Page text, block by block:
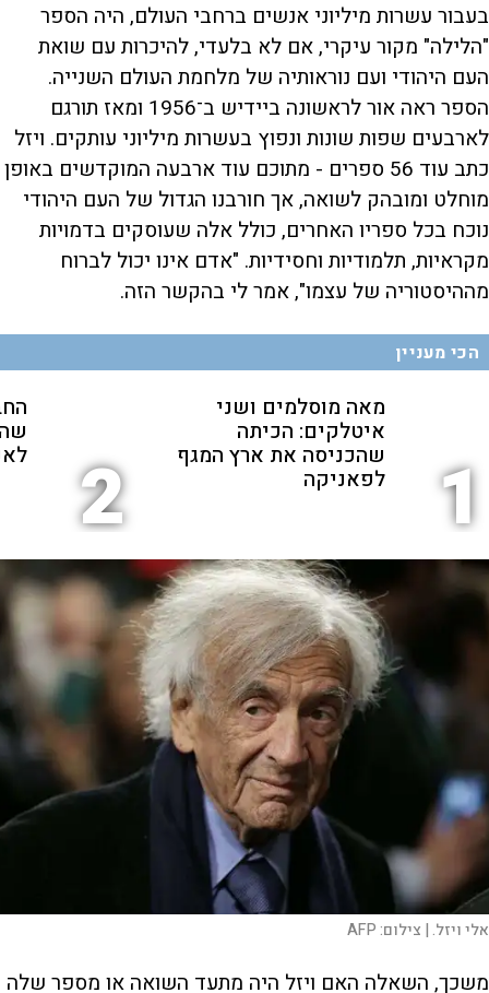
בעבור עשרות מיליוני אנשים ברחבי העולם, היה הספר
"הלילה" מקור עיקרי, אם לא בלעדי, להיכרות עם שואת
העם היהודי ועם נוראותיה של מלחמת העולם השנייה.
הספר ראה אור לראשונה ביידיש ב־1956 ומאז תורגם
לארבעים שפות שונות ונפוץ בעשרות מיליוני עותקים. ויזל
כתב עוד 56 ספרים - מתוכם עוד ארבעה המוקדשים באופן
מוחלט ומובהק לשואה, אך חורבנו הגדול של העם היהודי
נוכח בכל ספריו האחרים, כולל אלה שעוסקים בדמויות
מקראיות, תלמודיות וחסידיות. "אדם אינו יכול לברוח
מההיסטוריה של עצמו", אמר לי בהקשר הזה.
הכי מעניין
1
מאה מוסלמים ושני
איטלקים: הכיתה
שהכניסה את ארץ המגף
לפאניקה 2
אלי ויזל. | צילום:AFP
משכך, השאלה האם ויזל היה מתעד השואה או מספר שלה